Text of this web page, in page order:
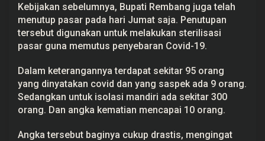
Kebijakan sebelumnya, Bupati Rembang juga telah
menutup pasar pada hari Jumat saja. Penutupan
tersebut digunakan untuk melakukan sterilisasi
pasar guna memutus penyebaran Covid-19.
Dalam keterangannya terdapat sekitar 95 orang
yang dinyatakan covid dan yang saspek ada 9 orang.
Sedangkan untuk isolasi mandiri ada sekitar 300
orang. Dan angka kematian mencapai 10 orang.
Angka tersebut baginya cukup drastis, mengingat